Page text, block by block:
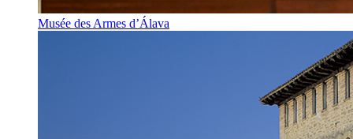
Musée des Armes d’Álava